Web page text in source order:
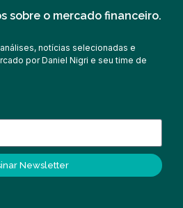
sobre o mercado financeiro.
notícias selecionadas e
por Daniel Nigri e seu time de
Newsletter